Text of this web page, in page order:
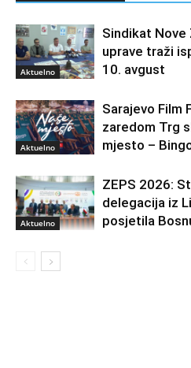
Aktuelno
Sindikat
uprave traži
10. avgust
Aktuelno
Sarajevo Film
zaredom Trg
mjesto –
Aktuelno
ZEPS 2026:
delegacija iz
posjetila